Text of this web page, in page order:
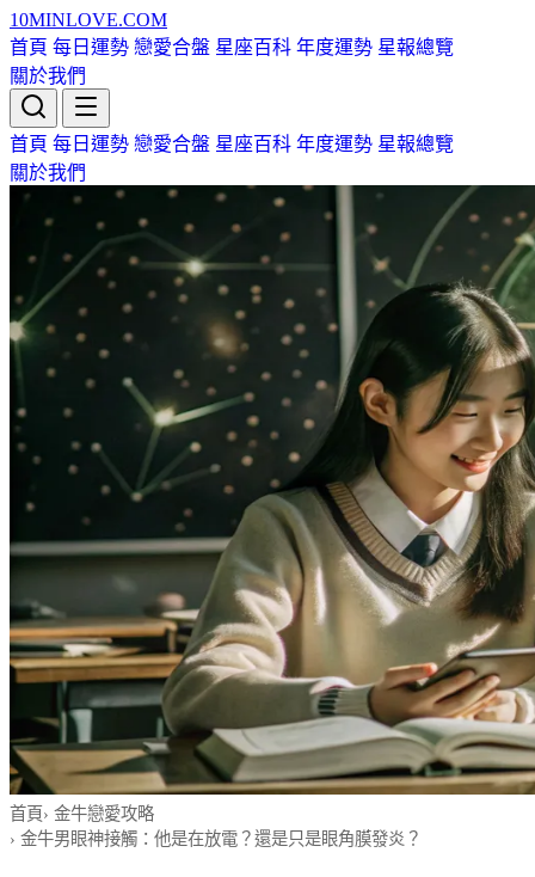
10MINLOVE.COM
首頁 每日運勢 戀愛合盤 星座百科 年度運勢 星報總覽
關於我們
首頁 每日運勢 戀愛合盤 星座百科 年度運勢 星報總覽
關於我們
首頁› 金牛戀愛攻略
› 金牛男眼神接觸：他是在放電？還是只是眼角膜發炎？